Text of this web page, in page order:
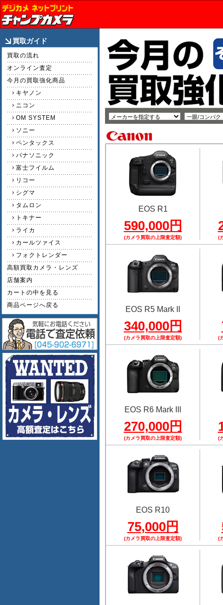
買取ガイド
買取の流れ
オンライン査定
今月の買取強化商品
キヤノン
ニコン
OM SYSTEM
ソニー
ペンタックス
パナソニック
富士フイルム
リコー
シグマ
タムロン
トキナー
ライカ
カールツァイス
フォクトレンダー
高額買取カメラ・レンズ
店舗案内
カートの中を見る
商品ページへ戻る
EOS R1
590,000円
(カメラ買取の上限査定額) (
EOS R5 Mark II
340,000円
(カメラ買取の上限査定額) (
EOS R6 Mark III
270,000円
(カメラ買取の上限査定額) (
EOS R10
75,000円
(カメラ買取の上限査定額) (